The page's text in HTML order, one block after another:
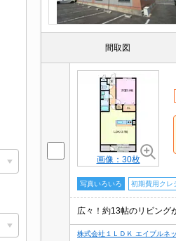
間取図
画像：30枚
写真いろいろ 初期費用クレ
株式会社１ＬＤＫ エイブルネ